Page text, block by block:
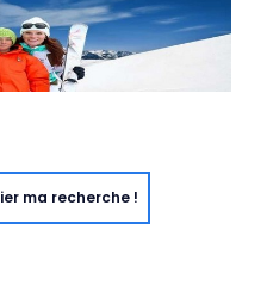
ma recherche !